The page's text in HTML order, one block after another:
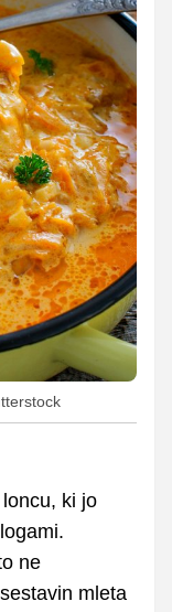
ki jo
ne
mleta